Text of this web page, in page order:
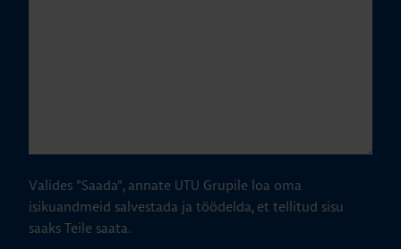
Valides "Saada", annate UTU Grupile loa oma
isikuandmeid salvestada ja töödelda, et tellitud sisu
saaks Teile saata.